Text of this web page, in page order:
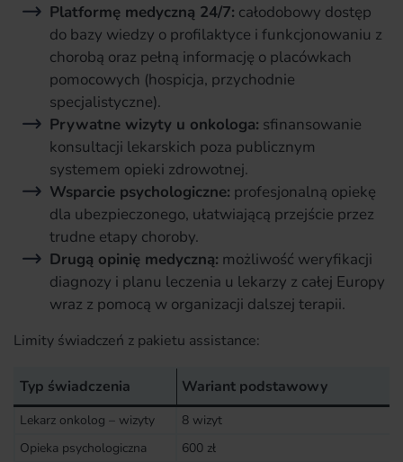
Platformę medyczną 24/7: całodobowy dostęp
do bazy wiedzy o profilaktyce i funkcjonowaniu z
chorobą oraz pełną informację o placówkach
pomocowych (hospicja, przychodnie
specjalistyczne).
Prywatne wizyty u onkologa: sfinansowanie
konsultacji lekarskich poza publicznym
systemem opieki zdrowotnej.
Wsparcie psychologiczne: profesjonalną opiekę
dla ubezpieczonego, ułatwiającą przejście przez
trudne etapy choroby.
Drugą opinię medyczną: możliwość weryfikacji
diagnozy i planu leczenia u lekarzy z całej Europy
wraz z pomocą w organizacji dalszej terapii.
Limity świadczeń z pakietu assistance:
Typ świadczenia Wariant podstawowy
Lekarz onkolog – wizyty
8 wizyt
Opieka psychologiczna
600 zł